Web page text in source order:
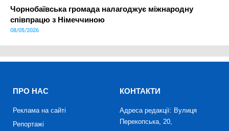
Чорнобаївська громада налагоджує міжнародну
співпрацю з Німеччиною
08/05/2026
ПРО НАС
Реклама на сайті
Репортажі
КОНТАКТИ
Адреса редакції: Вулиця
Перекопська, 20,